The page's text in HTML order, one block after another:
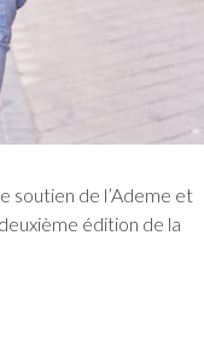
soutien de l’Ademe et
édition de la